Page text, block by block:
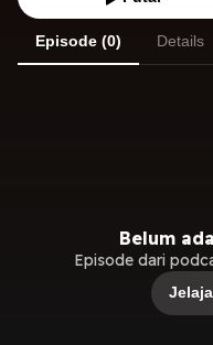
Episode (0) Details
Belum
Episode dari